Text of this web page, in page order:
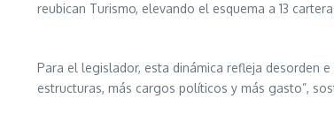
reubican Turismo, elevando el esquema a 13
Para el legislador, esta dinámica refleja desorden
estructuras, más cargos políticos y más gasto”,